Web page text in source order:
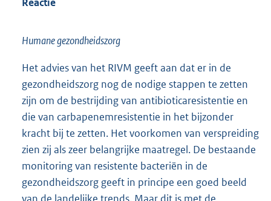
de kennissynthese die ZonMw op dit moment op
Reactie
Humane gezondheidszorg
Het advies van het RIVM geeft aan dat er in de
gezondheidszorg nog de nodige stappen te zetten
zijn om de bestrijding van antibioticaresistentie en
die van carbapenemresistentie in het bijzonder
kracht bij te zetten. Het voorkomen van verspreiding